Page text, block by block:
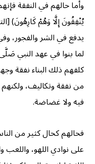
وأما حالهم في النفقة
يدفع في الشر والفجور،
لما بنوا في عهد النبي
كلفهم ذلك البناء نفقة
من نفقة وتكاليف،
فيه ولا غضاضة.
فحالهم كحال كثير من
على نوادي اللهو،